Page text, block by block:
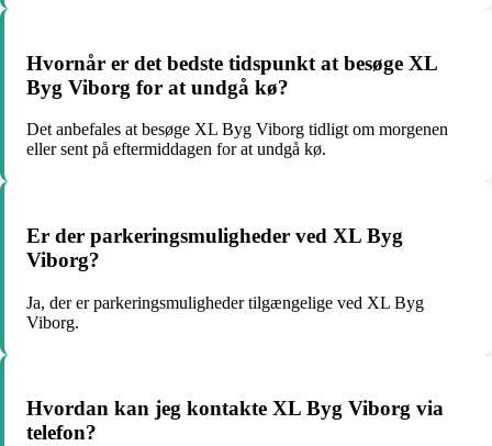
Hvornår er det bedste tidspunkt at besøge XL
Byg Viborg for at undgå kø?
Det anbefales at besøge XL Byg Viborg tidligt om morgenen
eller sent på eftermiddagen for at undgå kø.
Er der parkeringsmuligheder ved XL Byg
Viborg?
Ja, der er parkeringsmuligheder tilgængelige ved XL Byg
Viborg.
Hvordan kan jeg kontakte XL Byg Viborg via
telefon?